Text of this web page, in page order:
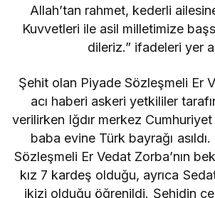
Allah’tan rahmet, kederli
Kuvvetleri ile asil milletimize
dileriz.” ifadeleri yer
Şehit olan Piyade Sözleşmeli Er
acı haberi askeri yetkililer
verilirken Iğdır merkez
baba evine Türk bayrağı
Sözleşmeli Er Vedat Zorba’nın
kız 7 kardeş olduğu, ayrıca
ikizi olduğu öğrenildi. Şehidin